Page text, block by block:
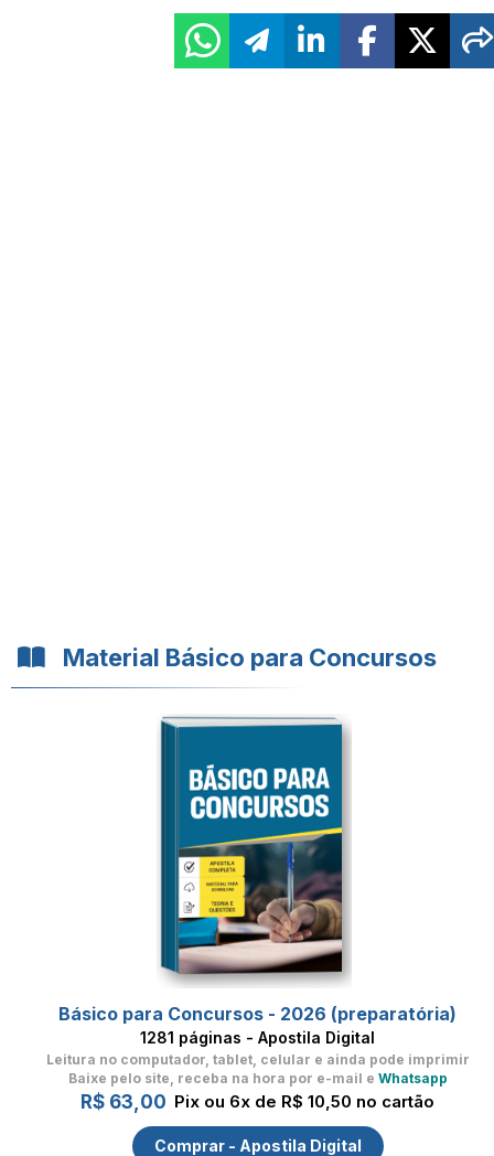
Material Básico para Concursos
Básico para Concursos - 2026 (preparatória)
1281 páginas - Apostila Digital
Leitura no computador, tablet, celular e ainda pode imprimir
Baixe pelo site, receba na hora por e-mail e Whatsapp
R$ 63,00 Pix ou 6x de R$ 10,50 no cartão
Comprar - Apostila Digital